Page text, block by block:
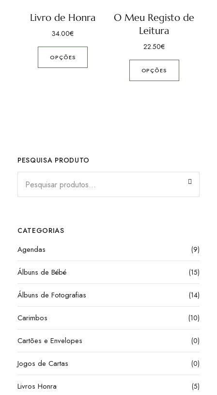
Livro de Honra
34.00€
OPÇÕES
O Meu Registo de
Leitura
22.50€
OPÇÕES
PESQUISA PRODUTO
CATEGORIAS
Agendas (9)
Álbuns de Bébé (15)
Álbuns de Fotografias (14)
Carimbos (10)
Cartões e Envelopes (0)
Jogos de Cartas (0)
Livros Honra (5)